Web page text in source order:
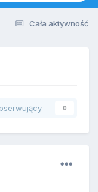
Cała aktywność
0